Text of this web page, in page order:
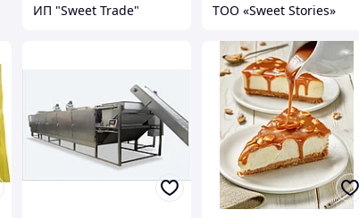
ИП "Sweet Trade" ТОО «Sweet Stories»